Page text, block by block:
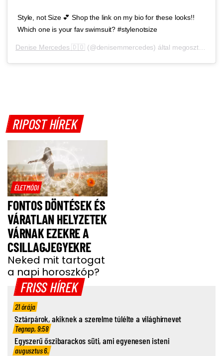
Style, not Size 💕 Shop the link on my bio for these looks!!
Which one is your fav swimsuit? #stylenotsize
Denise Mercedes 🇩🇴 (@denisemmercedes) által megosztott bejegyzés,
RIPOST HÍREK
ÉLETMÓDI
FONTOS DÖNTÉSEK ÉS
VÁRATLAN HELYZETEK
VÁRNAK EZEKRE A
CSILLAGJEGYEKRE
Neked mit tartogat
a napi horoszkóp?
FRISS HÍREK
21 órája
Sztárpárok, akiknek a szerelme túlélte a világhírnevet
Tegnap, 9:58
Egyszerű őszibarackos süti, ami egyenesen isteni
augusztus 6.